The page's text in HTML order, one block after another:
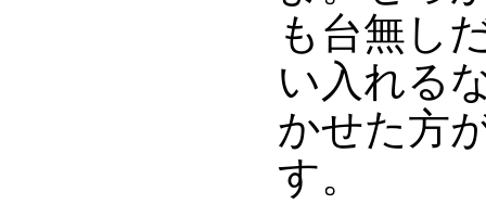
も台無し
い入れる
かせた方
す。